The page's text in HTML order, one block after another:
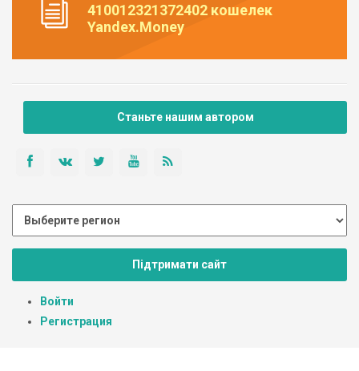
410012321372402 кошелек
Yandex.Money
Станьте нашим автором
Підтримати сайт
Войти
Регистрация